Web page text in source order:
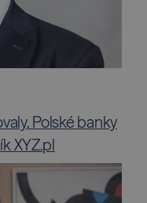
Polské banky
XYZ.pl